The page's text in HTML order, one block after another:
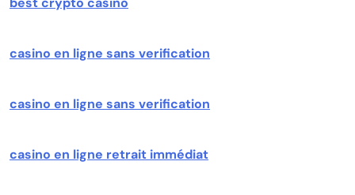
casino en ligne sans verification
casino en ligne sans verification
casino en ligne retrait immédiat